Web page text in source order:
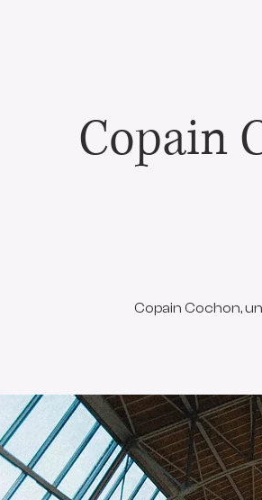
Copain
Copain Cochon,